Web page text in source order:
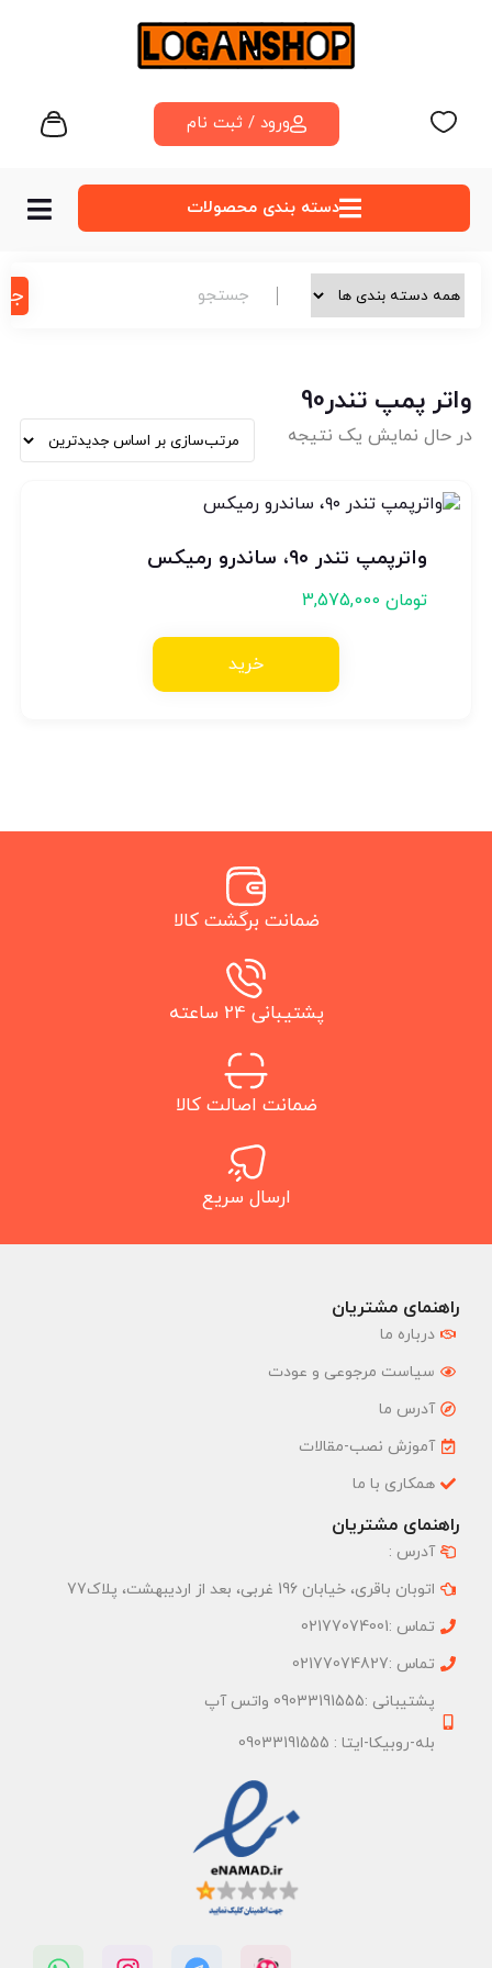
ورود / ثبت نام
دسته‌ بندی محصولات
واتر پمپ تندر90
در حال نمایش یک نتیجه
واترپمپ تندر ۹۰، ساندرو رمیکس
تومان3,575,000
خرید
ضمانت برگشت کالا
پشتیبانی 24 ساعته
ضمانت اصالت کالا
ارسال سریع
راهنمای مشتریان
درباره ما
سیاست مرجوعی و عودت
آدرس ما
آموزش نصب-مقالات
همکاری با ما
راهنمای مشتریان
آدرس :
اتوبان باقری، خیابان 196 غربی، بعد از اردیبهشت، پلاک77
تماس :02177074001
تماس :02177074827
پشتیبانی :09033191555 واتس آپ
بله-روبیکا-ایتا : 09033191555